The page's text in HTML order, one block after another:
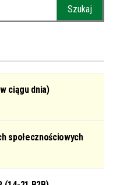
ciągu dnia)
społecznościowych